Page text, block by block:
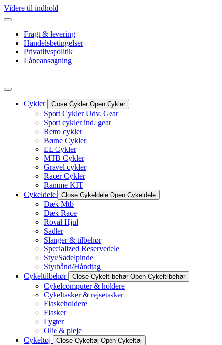
Videre til indhold
Fragt & levering
Handelsbetingelser
Privatlivspolitik
Låneansøgning
Cykler Close Cykler Open Cykler
Sport Cykler Udv. Gear
Sport cykler ind. gear
Retro cykler
Børne Cykler
EL Cykler
MTB Cykler
Gravel cykler
Racer Cykler
Ramme KIT
Cykeldele
Close Cykeldele Open Cykeldele
Dæk Mtb
Dæk Race
Roval Hjul
Sadler
Slanger & tilbehør
Specialized Reservedele
Styr/Sadelpinde
Styrbånd/Håndtag
Cykeltilbehør
Close Cykeltilbehør Open Cykeltilbehør
Cykelcomputer & holdere
Cykeltasker & rejsetasker
Flaskeholdere
Flasker
Lygter
Olie & pleje
Cykeltøj
Close Cykeltøj Open Cykeltøj